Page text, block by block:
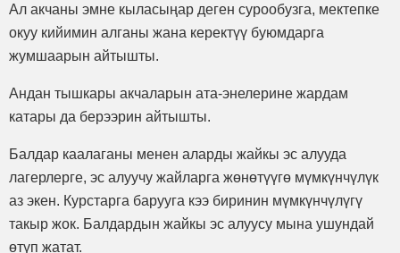
Ал акчаны эмне кыласыңар деген сурообузга, мектепке
окуу кийимин алганы жана керектүү буюмдарга
жумшаарын айтышты.
Андан тышкары акчаларын ата-энелерине жардам
катары да берээрин айтышты.
Балдар каалаганы менен аларды жайкы эс алууда
лагерлерге, эс алуучу жайларга жөнөтүүгө мүмкүнчүлүк
аз экен. Курстарга барууга кээ биринин мүмкүнчүлүгү
такыр жок. Балдардын жайкы эс алуусу мына ушундай
өтүп жатат.